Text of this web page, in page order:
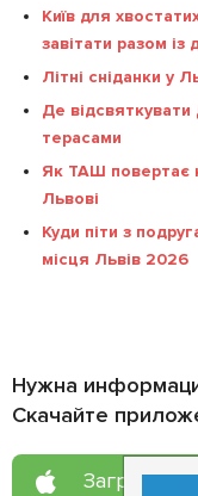
Київ для
завітати разом
Літні сніданки у
Де
терасами
Як ТАШ повертає
Львові
Куди піти з
місця Львів 2026
Нужна
Скачайте
Загрузите